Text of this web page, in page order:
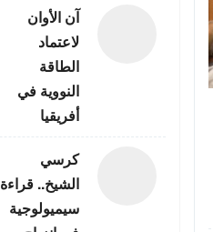
آن الأوان
لاعتماد
الطاقة
النووية في
أفريقيا
كرسي
الشيخ.. قراءة
سيميولوجية